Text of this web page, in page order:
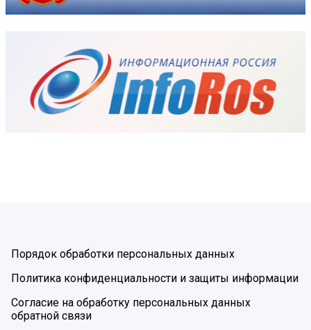
Порядок обработки персональных данных
Политика конфиденциальности и защиты информации
Согласие на обработку персональных данных
обратной связи